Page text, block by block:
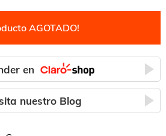
AGOTADO!
en
nuestro Blog